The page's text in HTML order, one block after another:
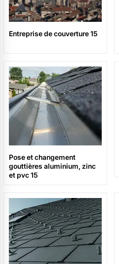
Entreprise de couverture 15
Pose et changement
gouttières aluminium, zinc
et pvc 15